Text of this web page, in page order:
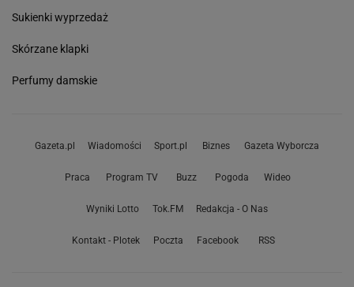
Sukienki wyprzedaż
Skórzane klapki
Perfumy damskie
Gazeta.pl Wiadomości Sport.pl Biznes Gazeta Wyborcza
Praca Program TV Buzz Pogoda Wideo
Wyniki Lotto Tok.FM Redakcja - O Nas
Kontakt - Plotek Poczta Facebook RSS